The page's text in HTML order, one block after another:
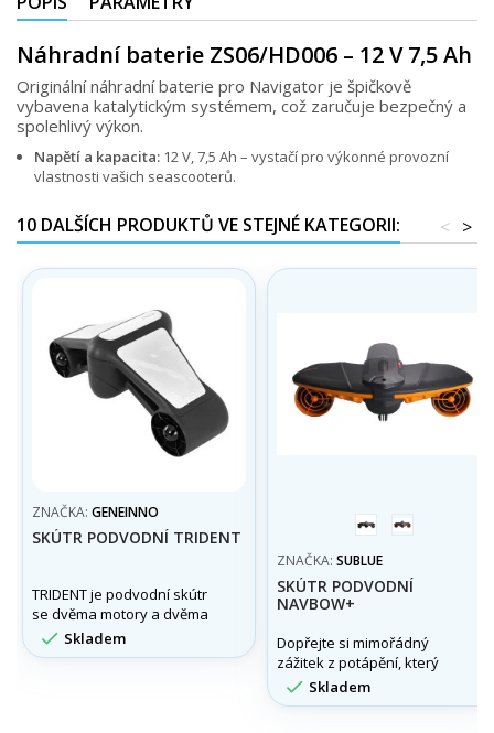
Náhradní baterie ZS06/HD006 – 12 V 7,5 Ah
Originální náhradní baterie pro Navigator je špičkově
vybavena katalytickým systémem, což zaručuje bezpečný a
spolehlivý výkon.
Napětí a kapacita: 12 V, 7,5 Ah – vystačí pro výkonné provozní
vlastnosti vašich seascooterů.
10 DALŠÍCH PRODUKTŮ VE STEJNÉ KATEGORII: >
<
ZNAČKA: GENEINNO
SKÚTR PODVODNÍ TRIDENT
TRIDENT je podvodní skútr
se dvěma motory a dvěma
hnacími vrtulemi vhodný pro
širokou veřejnost i
 Skladem
šedáOranžová
ZNAČKA: SUBLUE
SKÚTR PODVODNÍ
NAVBOW+
Dopřejte si mimořádný
zážitek z potápění, který
nemá ve své třídě
konkurenci. Představujeme
 Skladem